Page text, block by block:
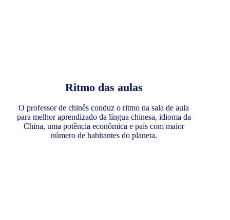
Ritmo das aulas
O professor de chinês conduz o ritmo na sala de aula
para melhor aprendizado da língua chinesa, idioma da
China, uma potência econômica e país com maior
número de habitantes do planeta.